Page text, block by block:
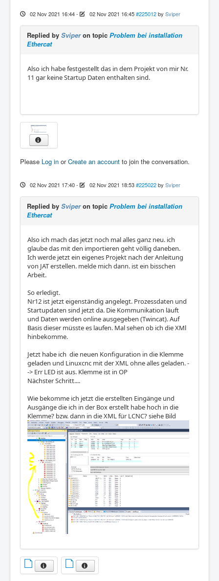
02 Nov 2021 16:44- 02 Nov 2021 16:45 #225012 by Sviper
Replied by Sviperon topic Problem bei installation
Ethercat
Also ich habe festgestellt das in dem Projekt von mir Nr.
11 gar keine Startup Daten enthalten sind.
Please Log in orCreate an account to join the conversation.
02 Nov 2021 17:40- 02 Nov 2021 18:53 #225022 by Sviper
Replied by Sviperon topic Problem bei installation
Ethercat
Also ich mach das jetzt noch mal alles ganz neu. ich
glaube das mit den importieren geht völlig daneben.
Ich werde jetzt ein eigenes Projekt nach der Anleitung
von JAT erstellen. melde mich dann. ist ein bisschen
Arbeit.
So erledigt.
Nr12 ist jetzt eigenständig angelegt. Prozessdaten und
Startupdaten sind jetzt da. Die Kommunikation läuft
und Daten werden online ausgegeben (Twincat). Auf
Basis dieser müsste es laufen. Mal sehen ob ich die XMl
hinbekomme.
Jetzt habe ich die neuen Konfiguration in die Klemme
geladen und Linuxcnc mit der XML ohne alles geladen. -
-> Err LED ist aus. Klemme ist in OP
Nächster Schritt....
Wie bekomme ich jetzt die erstellten Eingänge und
Ausgänge die ich in der Box erstellt habe hoch in die
Klemme? bzw. dann in die XML für LCNC? siehe Bild